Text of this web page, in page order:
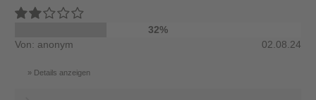
32%
Von: anonym
02.08.24
Details anzeigen